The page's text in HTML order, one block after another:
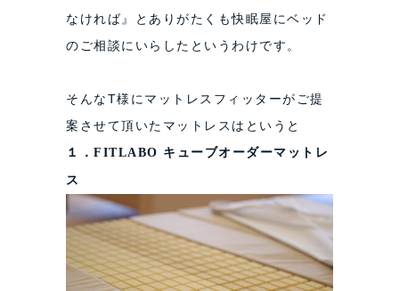
なければ』とありがたくも快眠屋にベッド
のご相談にいらしたというわけです。
そんなT様にマットレスフィッターがご提
案させて頂いたマットレスはというと
１．FITLABO キューブオーダーマットレ
ス